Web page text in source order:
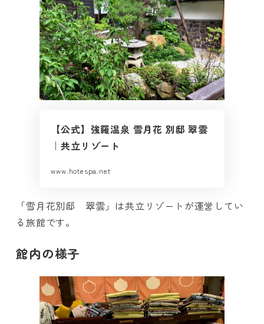
【公式】強羅温泉 雪月花 別邸 翠雲
｜共立リゾート
www.hotespa.net
「雪月花別邸 翠雲」は共立リゾートが運営してい
る旅館です。
館内の様子